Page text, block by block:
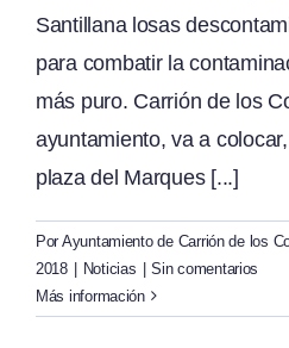
Santillana losas
para combatir la
más puro. Carrión de los
ayuntamiento, va a
plaza del Marques [...]
Por Ayuntamiento de Carrión de los
2018
Noticias
Sin comentarios
Más información